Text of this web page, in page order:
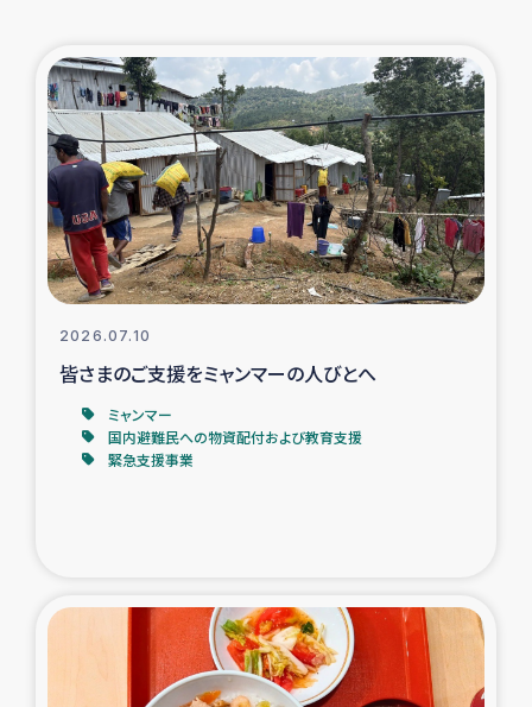
東ティモール豪雨緊急支援
大雨による洪水被災者支援
カカオ生産者支援事業
シリア国内避難民・帰還民の生活再建支援
トルコにおけるシリア難民支援事業
インドネシア中部 スラウェシの地震・津波被災者支援
スリランカ ムライティブ県帰還民の生活再建支援
スリランカ南部洪水被災者支援
スリランカの南北女性をつなぐサリー・リサイクル・プロ
2026.07.10
皆さまのご支援をミャンマーの人びとへ
ミャンマー
国内避難民への物資配付および教育支援
緊急支援事業